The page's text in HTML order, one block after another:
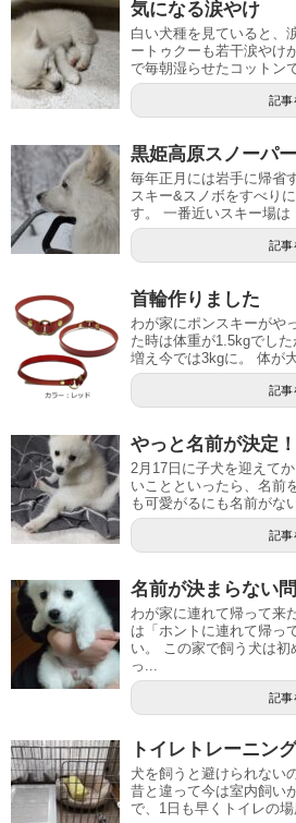
気になる涙やけ
白い犬種を見ていると、
ートゥクーも若干涙やけ
で毎朝湿らせたコットン
記事
黒姫高原スノーパ
毎年正月には岩手に帰省
スキー&スノボをすべり
す。 一番近いスキー場は
記事
首輪作りました
わが家にポンスキーがや
た時は体重が1.5kgでし
増え今では3kgに。 体が
記事
やっと名前が決定！
2月17日に子犬を迎えて
いことといったら、名前
も可愛がるにも名前がな
記事
名前が決まらない
わが家に連れて帰って来
は「ホントに連れて帰っ
い。 この家で飼う犬は初
っ...
記事
トイレトレーニン
犬を飼うと避けられない
昔と違って今は室内飼い
で、1日も早くトイレの